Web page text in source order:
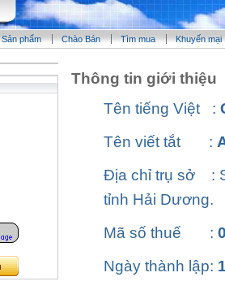
Sản phẩm Chào Bán Tìm mua Khuyến mại
Thông tin giới thiệu
Tên tiếng Việt :
Tên viết tắt
:
Địa chỉ trụ sở
:
tỉnh Hải Dương.
Mã số thuế
:
Ngày thành lập: